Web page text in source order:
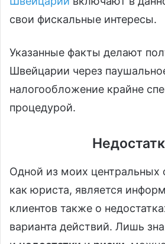
свои фискальные интересы.
Указанные факты делают
Швейцарии через
налогообложение крайне
процедурой.
Одной из моих центральных
как юриста, является
клиентов также о
варианта действий. Лишь